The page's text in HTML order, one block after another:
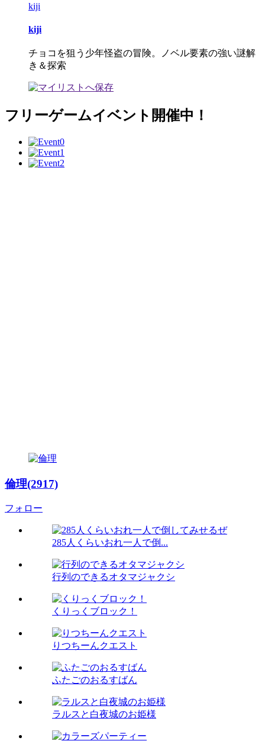
kiji
kiji
チョコを狙う少年怪盗の冒険。ノベル要素の強い謎解
き＆探索
フリーゲームイベント開催中！
倫理(2917)
フォロー
285人くらいおれ一人で倒...
行列のできるオタマジャクシ
くりっくブロック！
りつちーんクエスト
ふたごのおるすばん
ラルスと白夜城のお姫様